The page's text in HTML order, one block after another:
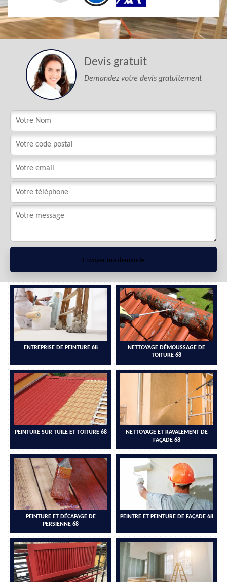
Devis gratuit
Demandez votre devis gratuitement
ENTREPRISE DE PEINTURE 68
NETTOYAGE DÉMOUSSAGE DE
TOITURE 68
PEINTURE SUR TUILE ET TOITURE 68
NETTOYAGE ET RAVALEMENT DE
FAÇADE 68
PEINTURE ET DÉCAPAGE DE
PERSIENNE 68
PEINTRE ET PEINTURE DE FAÇADE 68